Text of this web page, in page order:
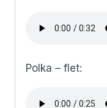
Polka – flet: